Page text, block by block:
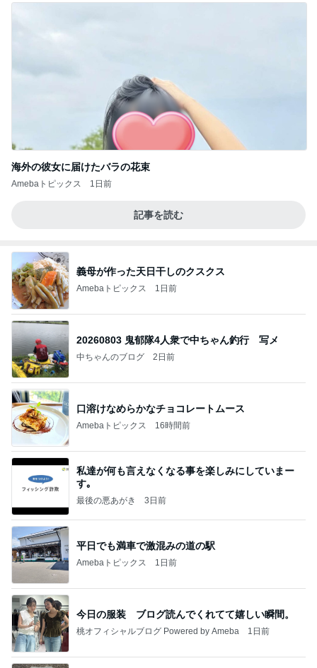
海外の彼女に届けたバラの花束
Amebaトピックス 1日前
記事を読む
義母が作った天日干しのクスクス
Amebaトピックス 1日前
20260803 鬼郁隊4人衆で中ちゃん釣行 写メ
中ちゃんのブログ 2日前
口溶けなめらかなチョコレートムース
Amebaトピックス 16時間前
私達が何も言えなくなる事を楽しみにしていまー
す｡
最後の悪あがき 3日前
平日でも満車で激混みの道の駅
Amebaトピックス 1日前
今日の服装 ブログ読んでくれてて嬉しい瞬間。
桃オフィシャルブログ Powered by Ameba 1日前